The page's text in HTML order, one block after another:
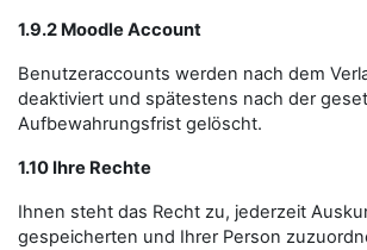
1.9.2 Moodle Account
Benutzeraccounts werden nach dem
deaktiviert und spätestens nach der
Aufbewahrungsfrist gelöscht.
1.10 Ihre Rechte
Ihnen steht das Recht zu, jederzeit
gespeicherten und Ihrer Person